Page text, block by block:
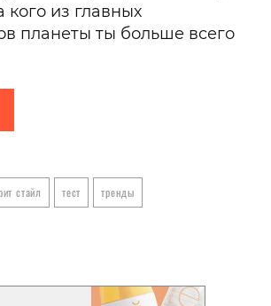
из главных
планеты ты больше всего
стайл тест тренды